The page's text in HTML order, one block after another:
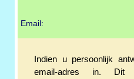
Email:
Indien u persoonlijk
email-adres in.